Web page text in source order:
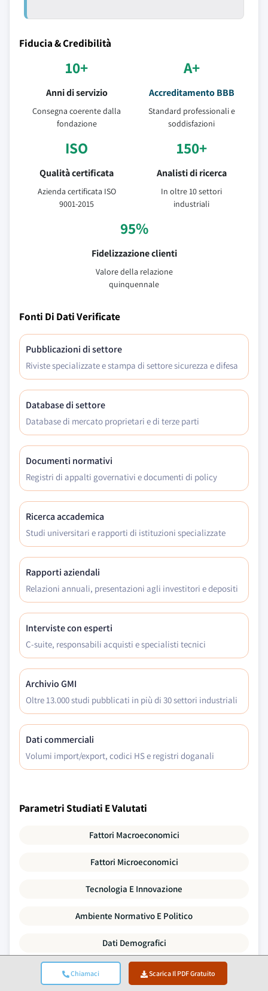
Chiamaci Scarica Il PDF Gratuito
Fiducia & Credibilità
10+
Anni di servizio
Consegna coerente dalla
fondazione
A+
Accreditamento BBB
Standard professionali e
soddisfazioni
ISO
Qualità certificata
Azienda certificata ISO
9001-2015
150+
Analisti di ricerca
In oltre 10 settori
industriali
95%
Fidelizzazione clienti
Valore della relazione
quinquennale
Fonti Di Dati Verificate
Pubblicazioni di settore
Riviste specializzate e stampa di settore sicurezza e difesa
Database di settore
Database di mercato proprietari e di terze parti
Documenti normativi
Registri di appalti governativi e documenti di policy
Ricerca accademica
Studi universitari e rapporti di istituzioni specializzate
Rapporti aziendali
Relazioni annuali, presentazioni agli investitori e depositi
Interviste con esperti
C-suite, responsabili acquisti e specialisti tecnici
Archivio GMI
Oltre 13.000 studi pubblicati in più di 30 settori industriali
Dati commerciali
Volumi import/export, codici HS e registri doganali
Parametri Studiati E Valutati
Fattori Macroeconomici
Fattori Microeconomici
Tecnologia E Innovazione
Ambiente Normativo E Politico
Dati Demografici
Analisi Della Catena Del Valore